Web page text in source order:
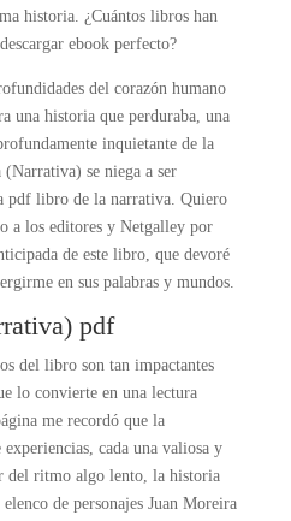
historia. ¿Cuántos libros han
ebook perfecto?
del corazón humano
una historia que perduraba, una
inquietante de la
se niega a ser
pdf libro de la narrativa. Quiero
a los editores y Netgalley por
de este libro, que devoré
en sus palabras y mundos.
pdf
del libro son tan impactantes
lo convierte en una lectura
me recordó que la
cada una valiosa y
del ritmo algo lento, la historia
de personajes Juan Moreira